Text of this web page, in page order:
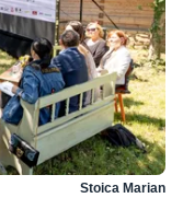
Stoica Marian